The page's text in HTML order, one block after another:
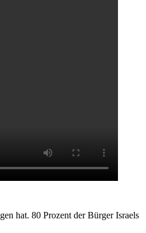
hat. 80 Prozent der Bürger Israels